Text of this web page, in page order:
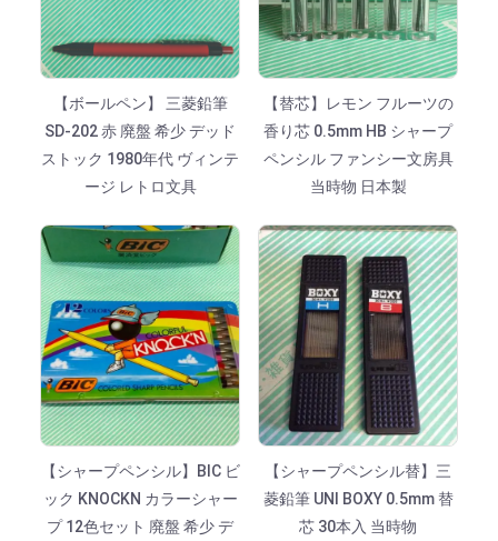
【ボールペン】 三菱鉛筆
SD-202 赤 廃盤 希少 デッド
ストック 1980年代 ヴィンテ
ージ レトロ文具
【替芯】レモン フルーツの
香り芯 0.5mm HB シャープ
ペンシル ファンシー文房具
当時物 日本製
【シャープペンシル】BIC ビ
ック KNOCKN カラーシャー
プ 12色セット 廃盤 希少 デ
【シャープペンシル替】三
菱鉛筆 UNI BOXY 0.5mm 替
芯 30本入 当時物